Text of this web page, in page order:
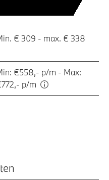
€ 309 - max. € 338
€558,- p/m - Max:
p/m